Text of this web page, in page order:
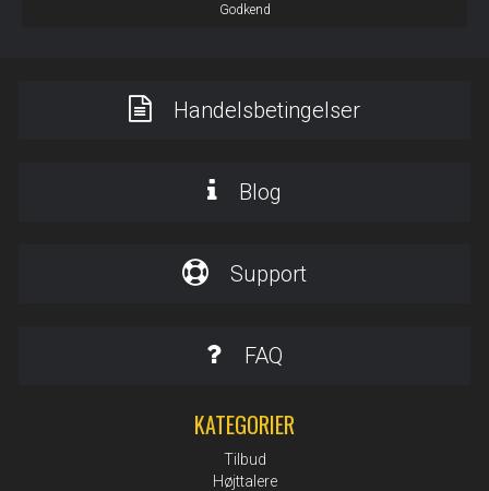
Godkend
Handelsbetingelser
Blog
Support
FAQ
KATEGORIER
Tilbud
Højttalere